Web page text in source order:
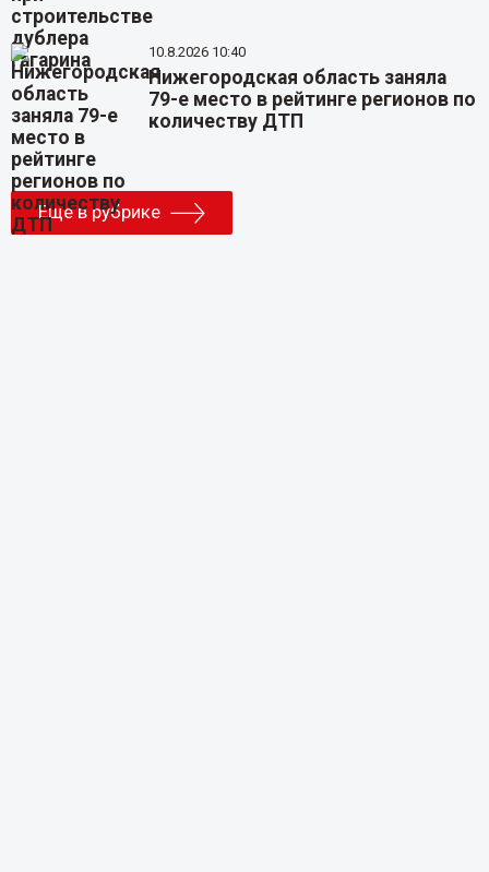
10.8.2026 10:40
Нижегородская область заняла
79-е место в рейтинге регионов по
количеству ДТП
Еще в рубрике